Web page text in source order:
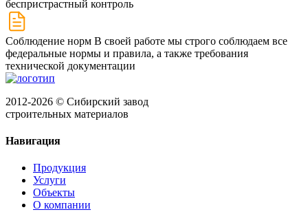
беспристрастный контроль
Соблюдение норм В своей работе мы строго соблюдаем все
федеральные нормы и правила, а также требования
технической документации
2012-2026 © Сибирский завод
строительных материалов
Навигация
Продукция
Услуги
Объекты
О компании